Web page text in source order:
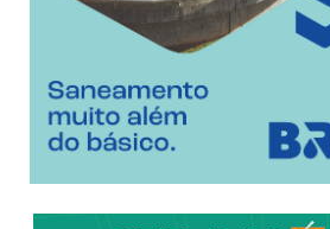
[ 05/08/2026 ]
Deficiência
[ 05/08/2026 ]